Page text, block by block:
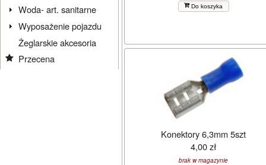
Woda- art. sanitarne
Wyposażenie pojazdu
Żeglarskie akcesoria
Przecena
Do koszyka
Konektory 6,3mm 5szt
4,00 zł
brak w magazynie